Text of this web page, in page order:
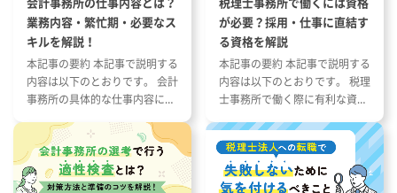
業務内容・繁忙期・必要なス
キルを解説！
本記事の要約 本記事で説明する
内容は以下のとおりです。 会計
事務所の具体的な仕事内容につ
繁忙期について 会計事務所で働
く際に役立つ資格や経験につい
て
が必要？採用・仕事に直結す
る資格を解説
本記事の要約 本記事で説明する
内容は以下のとおりです。 税理
士事務所で働く際に有利な資格
内容と資格が与える影響 資格や
スキルを活かした税理士事務所
への転職成功事例